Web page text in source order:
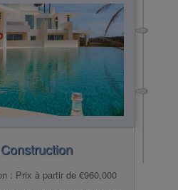
: Prix à partir de €960,000